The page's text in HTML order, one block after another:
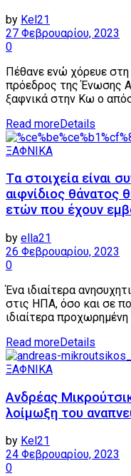
by Kel21
27 Φεβρουαρίου, 2023
0
Πέθανε ενώ χόρευε
πρόεδρος της Ένωσης
ξαφνικά στην Κω ο
Read moreDetails
ΞΑΦΝΙΚΑ
Tα στοιχεία είναι
αιφνίδιος θάνατος
ετών που έχουν
by ella21
26 Φεβρουαρίου, 2023
0
Ένα ιδιαίτερα
στις ΗΠΑ, όσο και σε
ιδιαίτερα
Read moreDetails
ΞΑΦΝΙΚΑ
Ανδρέας
λοίμωξη του
by Kel21
24 Φεβρουαρίου, 2023
0